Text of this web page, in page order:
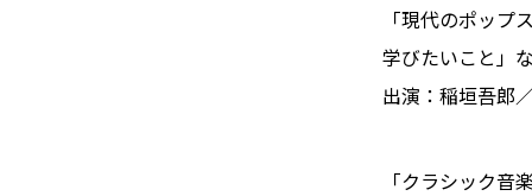
「現代のポッ
学びたいこと」
出演：稲垣吾郎
「クラシック